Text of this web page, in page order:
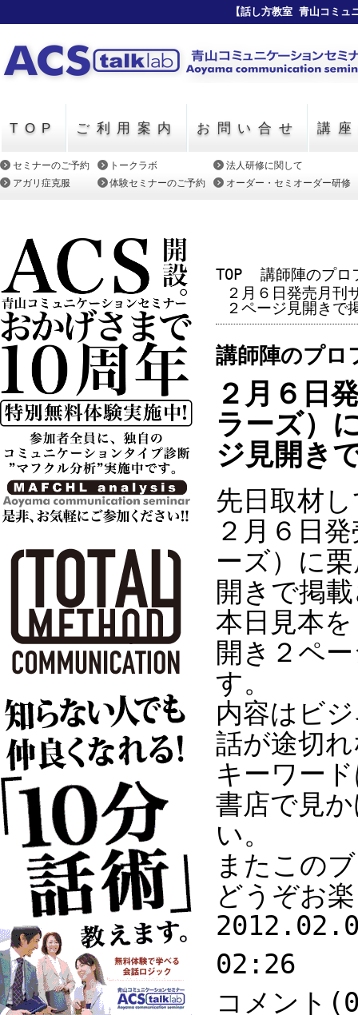
【話し方教室 青山コミ
TOP ご利用案内 お問い合せ 講
セミナーのご予約
アガリ症克服
トークラボ
体験セミナーのご予約
法人研修に関して
オーダー・セミオーダー研修
TOP
講師陣のプロ
２月６日発売月刊
２ページ見開きで
講師陣のプロ
２月６日
ラーズ）
ジ見開き
先日取材
２月６日
ーズ）に
開きで掲
本日見本
開き２ペ
す。
内容はビ
話が途切
キーワー
書店で見
い。
またこの
どうぞお
02:26
コメント